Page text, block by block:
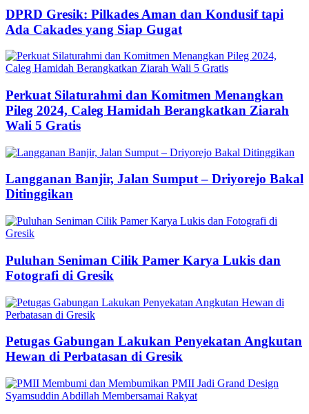
DPRD Gresik: Pilkades Aman dan Kondusif tapi
Ada Cakades yang Siap Gugat
Perkuat Silaturahmi dan Komitmen Menangkan
Pileg 2024, Caleg Hamidah Berangkatkan Ziarah
Wali 5 Gratis
Langganan Banjir, Jalan Sumput – Driyorejo Bakal
Ditinggikan
Puluhan Seniman Cilik Pamer Karya Lukis dan
Fotografi di Gresik
Petugas Gabungan Lakukan Penyekatan Angkutan
Hewan di Perbatasan di Gresik